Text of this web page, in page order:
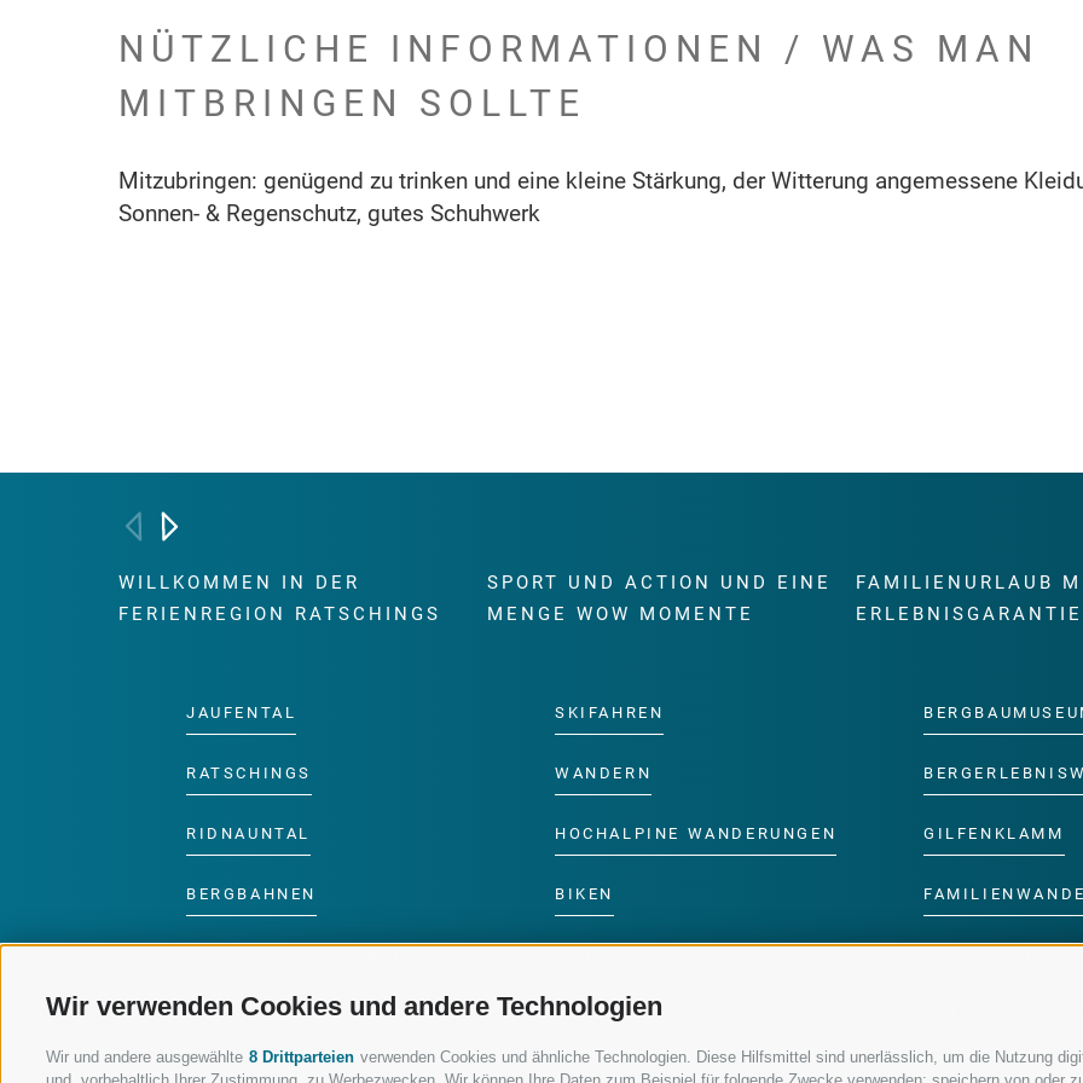
Wir verwenden Cookies und andere Technologien
Wir und andere ausgewählte 8 Drittparteien verwenden Cookies und ähnliche Technologien. Diese Hilfsmittel sind unerlässlich, um die Nutzung
NÜTZLICHE INFORMATIONEN / WAS MAN
MITBRINGEN SOLLTE
Mitzubringen: genügend zu trinken und eine kleine Stärkung, der Witterung angemessene
Sonnen- & Regenschutz, gutes Schuhwerk
WILLKOMMEN IN DER
FERIENREGION RATSCHINGS
JAUFENTAL
RATSCHINGS
RIDNAUNTAL
BERGBAHNEN
LUISL'S SKISCHULE IN
SPORT UND ACTION UND EINE
MENGE WOW MOMENTE
SKIFAHREN
WANDERN
HOCHALPINE WANDERUNGEN
BIKEN
WASSER ERLEBEN
FAMILIENURLAUB
ERLEBNISGARANTIE
GILFENKLAMM